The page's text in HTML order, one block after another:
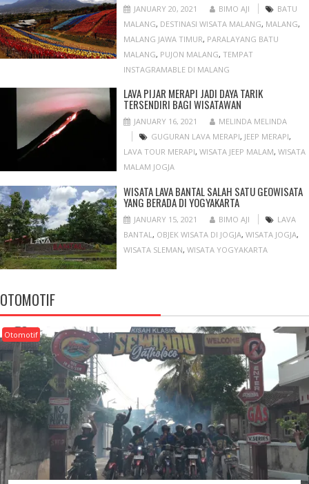
JANUARY 20, 2021 BIMO AJI
BATU
MALANG, DESTINASI WISATA MALANG, MALANG,
MALANG JAWA TIMUR, PARALAYANG BATU
MALANG, PUJON MALANG,TEMPAT
INSTAGRAMABLE DI MALANG
LAVA PIJAR MERAPI JADI DAYA TARIK
TERSENDIRI BAGI WISATAWAN
JANUARY 16, 2021
MELINDA MELINDA
GUGURAN LAVA MERAPI, JEEP MERAPI,
LAVA TOUR MERAPI,WISATA JEEP MALAM,WISATA
MALAM JOGJA
WISATA LAVA BANTAL SALAH SATU GEOWISATA
YANG BERADA DI YOGYAKARTA
JANUARY 15, 2021 BIMO AJI
LAVA
BANTAL, OBJEK WISATA DI JOGJA,WISATA JOGJA,
WISATA SLEMAN,WISATA YOGYAKARTA
OTOMOTIF
Otomotif